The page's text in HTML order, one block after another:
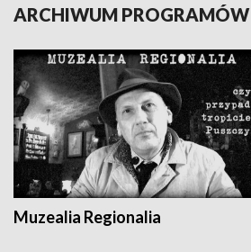
ARCHIWUM PROGRAMÓW
Muzealia Regionalia